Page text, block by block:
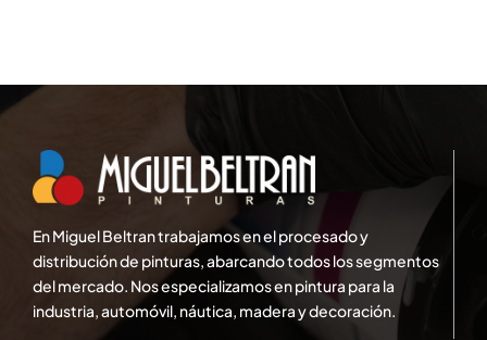
En Miguel Beltran trabajamos en el procesado y
distribución de pinturas, abarcando todos los segmentos
del mercado. Nos especializamos en pintura para la
industria, automóvil, náutica, madera y decoración.